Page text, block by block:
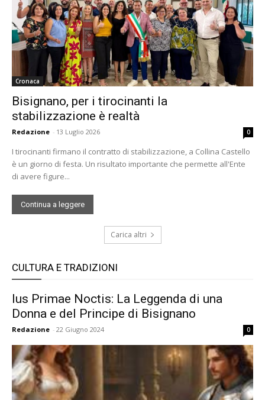
Cronaca
Bisignano, per i tirocinanti la
stabilizzazione è realtà
Redazione - 13 Luglio 2026 0
I tirocinanti firmano il contratto di stabilizzazione, a Collina Castello
è un giorno di festa. Un risultato importante che permette all'Ente
di avere figure...
Continua a leggere
Carica altri
CULTURA E TRADIZIONI
Ius Primae Noctis: La Leggenda di una
Donna e del Principe di Bisignano
Redazione - 22 Giugno 2024 0